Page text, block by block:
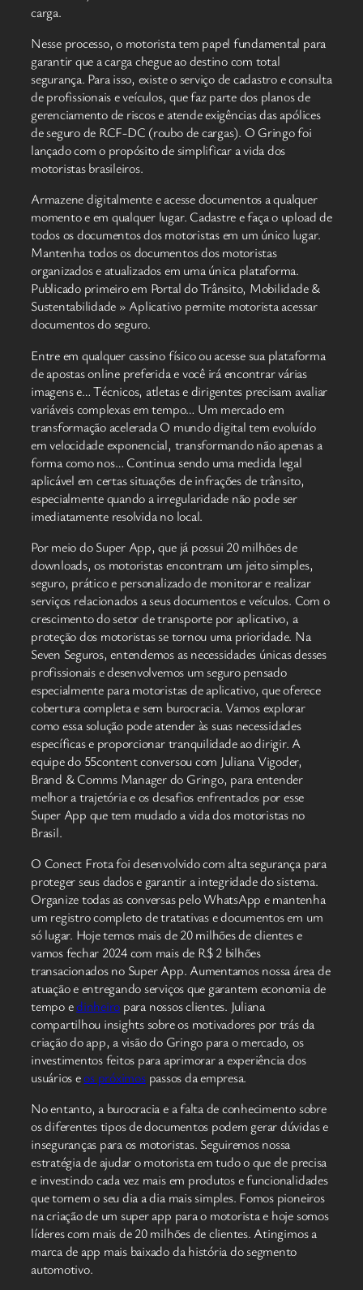
carga.
Nesse processo, o motorista tem papel fundamental para
garantir que a carga chegue ao destino com total
segurança. Para isso, existe o serviço de cadastro e consulta
de profissionais e veículos, que faz parte dos planos de
gerenciamento de riscos e atende exigências das apólices
de seguro de RCF-DC (roubo de cargas). O Gringo foi
lançado com o propósito de simplificar a vida dos
motoristas brasileiros.
Armazene digitalmente e acesse documentos a qualquer
momento e em qualquer lugar. Cadastre e faça o upload de
todos os documentos dos motoristas em um único lugar.
Mantenha todos os documentos dos motoristas
organizados e atualizados em uma única plataforma.
Publicado primeiro em Portal do Trânsito, Mobilidade &
Sustentabilidade » Aplicativo permite motorista acessar
documentos do seguro.
Entre em qualquer cassino físico ou acesse sua plataforma
de apostas online preferida e você irá encontrar várias
imagens e… Técnicos, atletas e dirigentes precisam avaliar
variáveis complexas em tempo… Um mercado em
transformação acelerada O mundo digital tem evoluído
em velocidade exponencial, transformando não apenas a
forma como nos… Continua sendo uma medida legal
aplicável em certas situações de infrações de trânsito,
especialmente quando a irregularidade não pode ser
imediatamente resolvida no local.
Por meio do Super App, que já possui 20 milhões de
downloads, os motoristas encontram um jeito simples,
seguro, prático e personalizado de monitorar e realizar
serviços relacionados a seus documentos e veículos. Com o
crescimento do setor de transporte por aplicativo, a
proteção dos motoristas se tornou uma prioridade. Na
Seven Seguros, entendemos as necessidades únicas desses
profissionais e desenvolvemos um seguro pensado
especialmente para motoristas de aplicativo, que oferece
cobertura completa e sem burocracia. Vamos explorar
como essa solução pode atender às suas necessidades
específicas e proporcionar tranquilidade ao dirigir. A
equipe do 55content conversou com Juliana Vigoder,
Brand & Comms Manager do Gringo, para entender
melhor a trajetória e os desafios enfrentados por esse
Super App que tem mudado a vida dos motoristas no
Brasil.
O Conect Frota foi desenvolvido com alta segurança para
proteger seus dados e garantir a integridade do sistema.
Organize todas as conversas pelo WhatsApp e mantenha
um registro completo de tratativas e documentos em um
só lugar. Hoje temos mais de 20 milhões de clientes e
vamos fechar 2024 com mais de R$ 2 bilhões
transacionados no Super App. Aumentamos nossa área de
atuação e entregando serviços que garantem economia de
tempo edinheiro para nossos clientes. Juliana
compartilhou insights sobre os motivadores por trás da
criação do app, a visão do Gringo para o mercado, os
investimentos feitos para aprimorar a experiência dos
usuários eos próximospassos da empresa.
No entanto, a burocracia e a falta de conhecimento sobre
os diferentes tipos de documentos podem gerar dúvidas e
inseguranças para os motoristas. Seguiremos nossa
estratégia de ajudar o motorista em tudo o que ele precisa
e investindo cada vez mais em produtos e funcionalidades
que tornem o seu dia a dia mais simples. Fomos pioneiros
na criação de um super app para o motorista e hoje somos
líderes com mais de 20 milhões de clientes. Atingimos a
marca de app mais baixado da história do segmento
automotivo.